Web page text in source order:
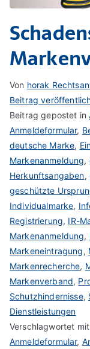
Von horak
Beitrag
Beitrag gepostet in
Anmeldeformular,
deutsche Marke,
Markenanmeldung,
Herkunftsangaben,
geschützte
Individualmarke,
Registrierung, IR-
Markenanmeldung,
Markeneintragung,
Markenrecherche,
Markenverband,
Schutzhindernisse,
Dienstleistungen
Verschlagwortet
Anmeldeformular,